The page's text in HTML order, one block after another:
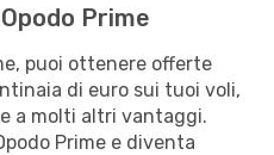
Prime
puoi ottenere offerte
di euro sui tuoi voli,
a molti altri vantaggi.
Prime e diventa